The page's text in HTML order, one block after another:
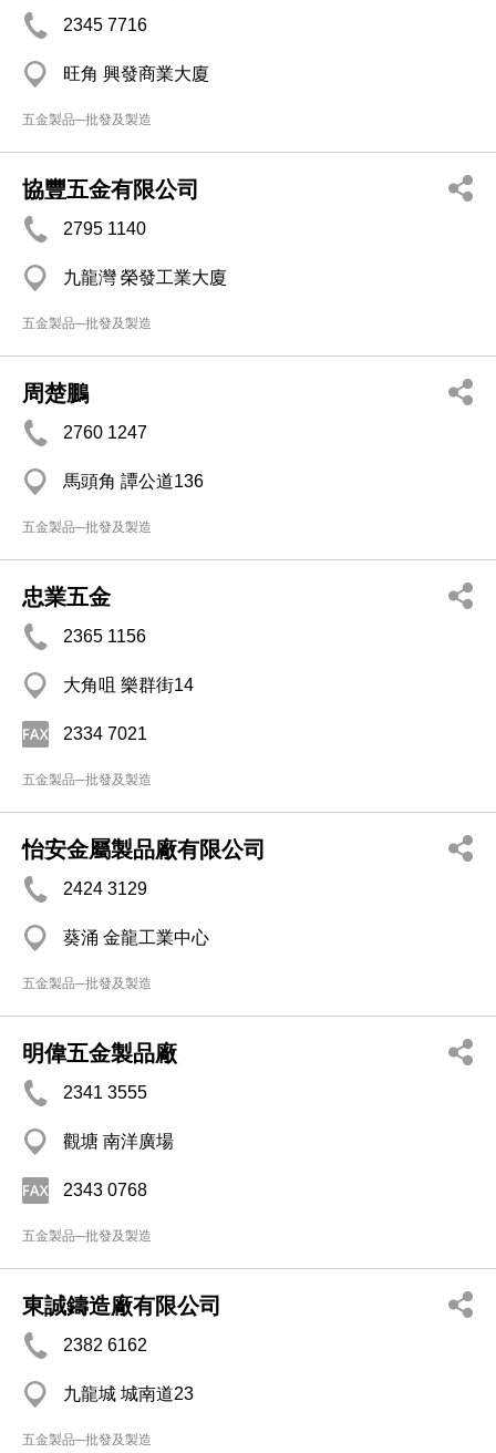
2345 7716
旺角 興發商業大廈
五金製品─批發及製造
協豐五金有限公司
2795 1140
九龍灣 榮發工業大廈
五金製品─批發及製造
周楚鵬
2760 1247
馬頭角 譚公道136
五金製品─批發及製造
忠業五金
2365 1156
大角咀 樂群街14
2334 7021
五金製品─批發及製造
怡安金屬製品廠有限公司
2424 3129
葵涌 金龍工業中心
五金製品─批發及製造
明偉五金製品廠
2341 3555
觀塘 南洋廣場
2343 0768
五金製品─批發及製造
東誠鑄造廠有限公司
2382 6162
九龍城 城南道23
五金製品─批發及製造